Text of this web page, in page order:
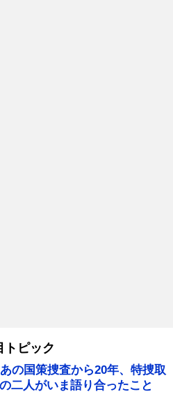
トピック
の国策捜査から20年、特捜取
二人がいま語り合ったこと